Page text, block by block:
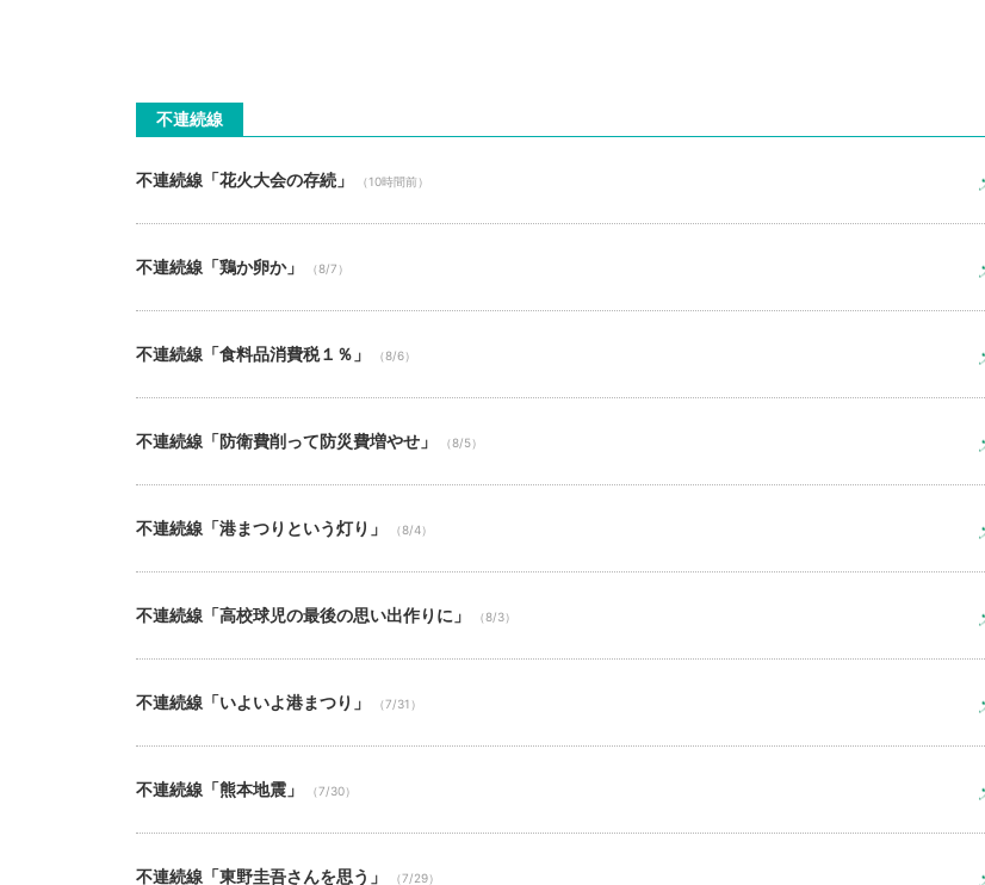
不連続線
不連続線「花火大会の存続」 （10時間前）
不連続線「鶏か卵か」 （8/7）
不連続線「食料品消費税１％」 （8/6）
不連続線「防衛費削って防災費増やせ」 （8/5）
不連続線「港まつりという灯り」 （8/4）
不連続線「高校球児の最後の思い出作りに」 （8/3）
不連続線「いよいよ港まつり」 （7/31）
不連続線「熊本地震」 （7/30）
不連続線「東野圭吾さんを思う」 （7/29）